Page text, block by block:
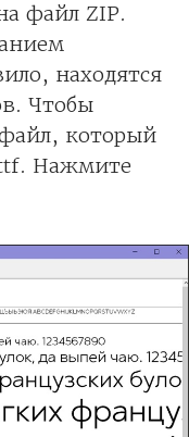
файл ZIP.
находятся
Чтобы
который
Нажмите